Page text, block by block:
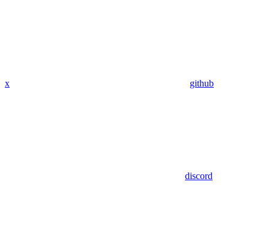
x github
discord